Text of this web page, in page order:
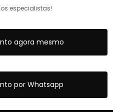
especialistas!
agora mesmo
por Whatsapp